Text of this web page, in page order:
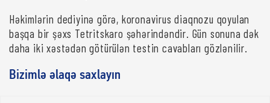
Həkimlərin dediyinə görə, koronavirus diaqnozu qoyulan
başqa bir şəxs Tetritskaro şəhərindəndir. Gün sonuna dək
daha iki xəstədən götürülən testin cavabları gözlənilir.
Bizimlə əlaqə saxlayın